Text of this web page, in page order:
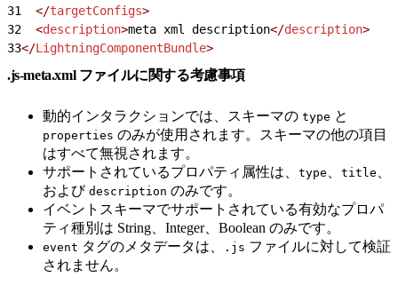
31
  </
targetConfigs>
32
  <
description>meta xml description</description>
33</LightningComponentBundle>
.js-meta.xml ファイルに関する考慮事項
動的インタラクションでは、スキーマの type と
properties のみが使用されます。スキーマの他の項目
はすべて無視されます。
サポートされているプロパティ属性は、 type title
および description のみです。
イベントスキーマでサポートされている有効なプロパ
ティ種別は String、Integer、Boolean のみです。
event タグのメタデータは、 .js ファイルに対して検証
されません。